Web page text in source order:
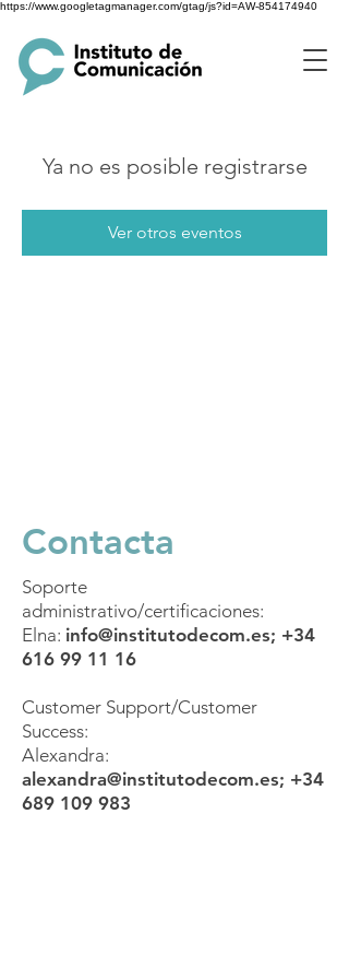
https://www.googletagmanager.com/gtag/js?id=AW-854174940
Ya no es posible registrarse
Ver otros eventos
Contacta
Soporte
administrativo/certificaciones:
Elna: info@institutodecom.es; +34
616 99 11 16
Customer Support/Customer
Success:
Alexandra:
alexandra@institutodecom.es; +34
689 109 983